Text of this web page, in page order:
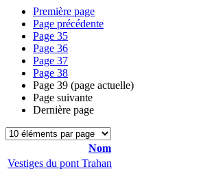
Première page
Page précédente
Page 35
Page 36
Page 37
Page 38
Page 39 (page actuelle)
Page suivante
Dernière page
Nom
Vestiges du pont Trahan